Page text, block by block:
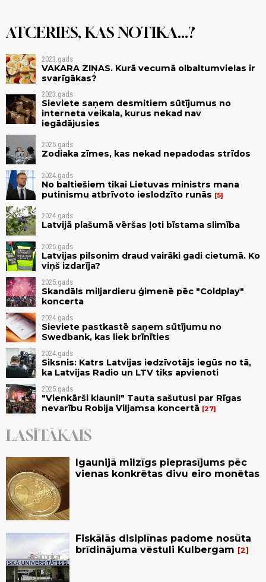
ATCERIES, KAS NOTIKA...?
2023.gads
VAKARA ZIŅAS. Kurā vecumā olbaltumvielas ir
svarīgākas?
2023.gads
Sieviete saņem desmitiem sūtījumus no
interneta veikala, kurus nekad nav
iegādājusies
2025.gads
Zodiaka zīmes, kas nekad nepadodas strīdos
2024.gads
No baltiešiem tikai Lietuvas ministrs mana
putinismu atbrīvoto ieslodzīto runās
5
2024.gads
Latvijā plašumā vēršas ļoti bīstama slimība
2025.gads
Latvijas pilsonim draud vairāki gadi cietumā. Ko
viņš izdarīja?
2025.gads
Skandāls miljardieru ģimenē pēc "Coldplay"
koncerta
2024.gads
Sieviete pastkastē saņem sūtījumu no
Swedbank, kas liek brīnīties
2024.gads
Siksnis: Katrs Latvijas iedzīvotājs iegūs no tā,
ka Latvijas Radio un LTV tiks apvienoti
2025.gads
"Vienkārši klauni!" Tauta sašutusi par Rīgas
nevarību Robija Viljamsa koncertā 27
LASĪTĀKAIS
Igaunijā milzīgs pieprasījums pēc
vienas konkrētas divu eiro monētas
Fiskālās disiplīnas padome nosūta
brīdinājuma vēstuli Kulbergam
2